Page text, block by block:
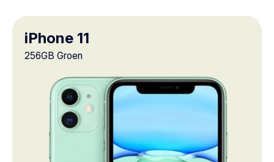
iPhone 11
256GB Groen